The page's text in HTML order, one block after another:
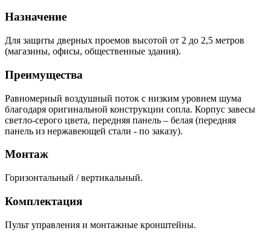
Назначение
Для защиты дверных проемов высотой от 2 до 2,5 метров
(магазины, офисы, общественные здания).
Преимущества
Равномерный воздушный поток с низким уровнем шума
благодаря оригинальной конструкции сопла. Корпус завесы
светло-серого цвета, передняя панель – белая (передняя
панель из нержавеющей стали - по заказу).
Монтаж
Горизонтальный / вертикальный.
Комплектация
Пульт управления и монтажные кронштейны.